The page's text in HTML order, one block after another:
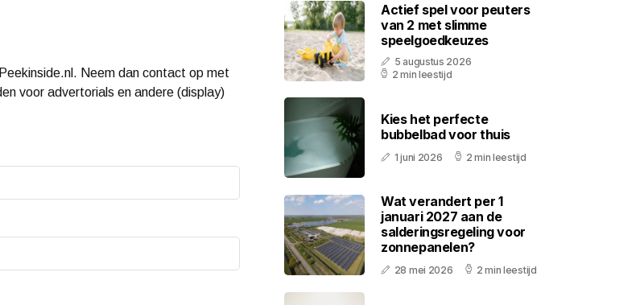
Neem dan contact op met
voor advertorials en andere (display)
Actief spel voor peuters
van 2 met slimme
speelgoedkeuzes
5 augustus 2026
2 min leestijd
Kies het perfecte
bubbelbad voor thuis
1 juni 2026 2 min leestijd
Wat verandert per 1
januari 2027 aan de
salderingsregeling voor
zonnepanelen?
28 mei 2026 2 min leestijd